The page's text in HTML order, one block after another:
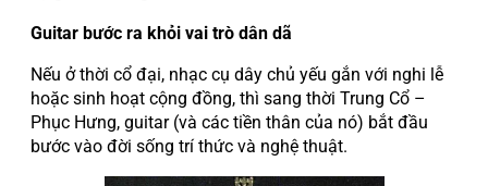
Guitar bước ra khỏi vai trò dân dã
Nếu ở thời cổ đại, nhạc cụ dây chủ yếu gắn với nghi lễ
hoặc sinh hoạt cộng đồng, thì sang thời Trung Cổ –
Phục Hưng, guitar (và các tiền thân của nó) bắt đầu
bước vào đời sống trí thức và nghệ thuật.